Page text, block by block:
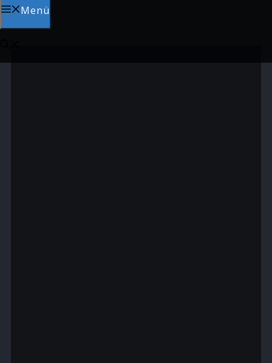
Menü